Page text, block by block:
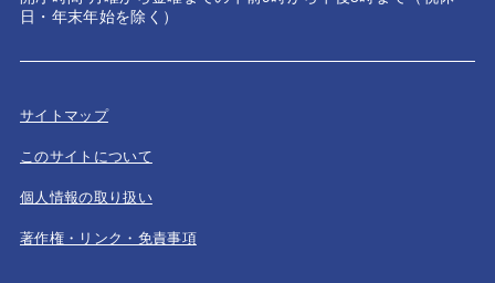
日・年末年始を除く）
サイトマップ
このサイトについて
個人情報の取り扱い
著作権・リンク・免責事項